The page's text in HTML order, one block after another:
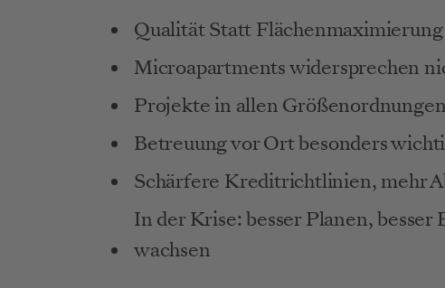
Qualität Statt Flächenmaximierung
Microapartments widersprechen
Projekte in allen Größenordnungen
Betreuung vor Ort besonders
Schärfere Kreditrichtlinien, mehr
In der Krise: besser Planen,
wachsen